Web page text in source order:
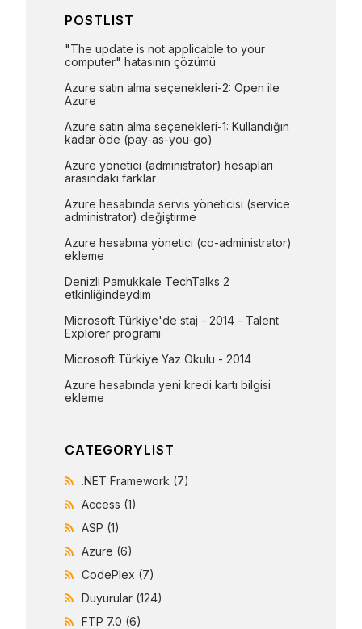
POSTLIST
"The update is not applicable to your
computer" hatasının çözümü
Azure satın alma seçenekleri-2: Open ile
Azure
Azure satın alma seçenekleri-1: Kullandığın
kadar öde (pay-as-you-go)
Azure yönetici (administrator) hesapları
arasındaki farklar
Azure hesabında servis yöneticisi (service
administrator) değiştirme
Azure hesabına yönetici (co-administrator)
ekleme
Denizli Pamukkale TechTalks 2
etkinliğindeydim
Microsoft Türkiye'de staj - 2014 - Talent
Explorer programı
Microsoft Türkiye Yaz Okulu - 2014
Azure hesabında yeni kredi kartı bilgisi
ekleme
CATEGORYLIST
.NET Framework (7)
Access (1)
ASP (1)
Azure (6)
CodePlex (7)
Duyurular (124)
FTP 7.0 (6)